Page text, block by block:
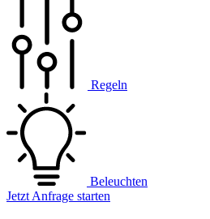
Regeln
Beleuchten
Jetzt Anfrage starten